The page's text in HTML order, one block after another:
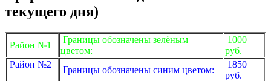
текущего дня)
Район №1
Границы обозначены зелёным
цветом:
1000
руб.
Район №2
Границы обозначены синим цветом:
1850
руб.